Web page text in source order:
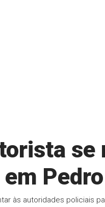
às autoridades policiais